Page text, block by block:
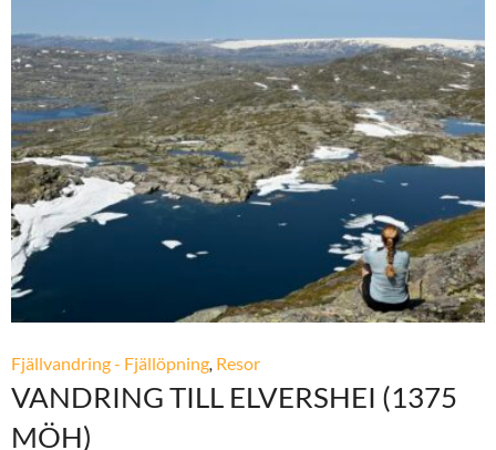
Fjällvandring - Fjällöpning, Resor
VANDRING TILL ELVERSHEI (1375
MÖH)